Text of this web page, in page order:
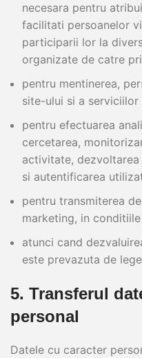
necesara pentru
facilitati persoanelor
participarii lor la
organizate de catre
pentru mentinerea,
site-ului si a
pentru efectuarea
cercetarea,
activitate,
si autentificarea
pentru transmiterea
marketing, in
atunci cand
este prevazuta de
5. Transferul
personal
Datele cu caracter